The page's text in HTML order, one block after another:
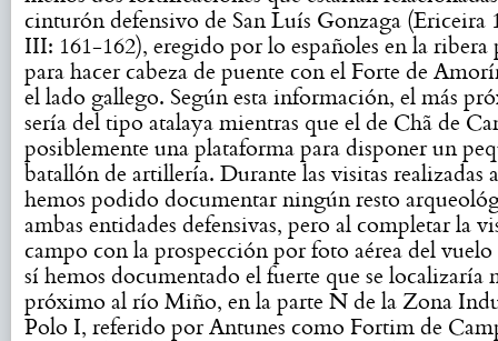
cinturón defensivo de San Luís Gonzaga (Ericeira
III: 161-162), eregido por lo españoles en la ribera
para hacer cabeza de puente con el Forte de
el lado gallego. Según esta información, el más
sería del tipo atalaya mientras que el de Chã de
posiblemente una plataforma para disponer un
batallón de artillería. Durante las visitas realizadas
hemos podido documentar ningún resto
ambas entidades defensivas, pero al completar la
campo con la prospección por foto aérea del
sí hemos documentado el fuerte que se localizaría
próximo al río Miño, en la parte N de la Zona
Polo I, referido por Antunes como Fortim de